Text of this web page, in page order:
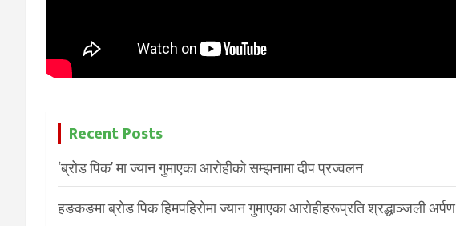
Recent Posts
‘ब्रोड पिक’ मा ज्यान गुमाएका आरोहीको सम्झनामा दीप प्रज्वलन
हङकङमा ब्रोड पिक हिमपहिरोमा ज्यान गुमाएका आरोहीहरूप्रति श्रद्धाञ्जली अर्पण